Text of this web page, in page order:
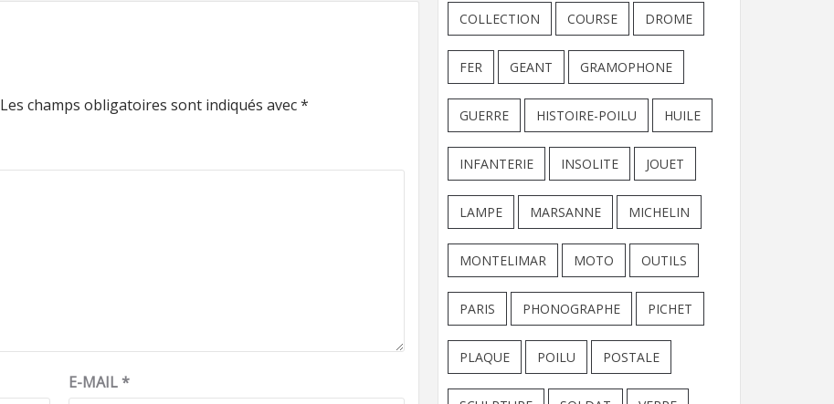
Les champs obligatoires sont indiqués avec*
E-MAIL*
COLLECTION COURSE DROME
FER GEANT GRAMOPHONE
GUERRE HISTOIRE-POILU HUILE
INFANTERIE INSOLITE JOUET
LAMPE MARSANNE MICHELIN
MONTELIMAR MOTO OUTILS
PARIS PHONOGRAPHE PICHET
PLAQUE POILU POSTALE